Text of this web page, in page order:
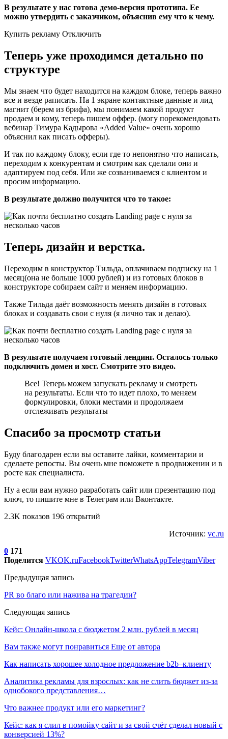
В результате у нас готова демо-версия прототипа. Ее
можно утвердить с заказчиком, объяснив ему что к чему.
Купить рекламу Отключить
Теперь уже проходимся детально по
структуре
Мы знаем что будет находится на каждом блоке, теперь важно
все и везде раписать. На 1 экране контактные данные и лид
магнит (берем из брифа), мы понимаем какой продукт
продаем и кому, теперь пишем оффер. (могу порекомендовать
вебинар Тимура Кадырова «Added Value» очень хорошо
объяснил как писать офферы).
И так по каждому блоку, если где то непонятно что написать,
переходим к конкурентам и смотрим как сделали они и
адаптируем под себя. Или же созваниваемся с клиентом и
просим информацию.
В результате должно получится что то такое:
Теперь дизайн и верстка.
Переходим в конструктор Тильда, оплачиваем подписку на 1
месяц(она не больше 1000 рублей) и из готовых блоков в
конструкторе собираем сайт и меняем информацию.
Также Тильда даёт возможность менять дизайн в готовых
блоках и создавать свои с нуля (я лично так и делаю).
В результате получаем готовый лендинг. Осталось только
подключить домен и хост. Смотрите это видео.
Все! Теперь можем запускать рекламу и смотреть
на результаты. Если что то идет плохо, то меняем
формулировки, блоки местами и продолжаем
отслеживать результаты
Спасибо за просмотр статьи
Буду благодарен если вы оставите лайки, комментарии и
сделаете репосты. Вы очень мне поможете в продвижении и в
росте как специалиста.
Ну а если вам нужно разработать сайт или презентацию под
ключ, то пишите мне в Телеграм или Вконтакте.
2.3K показов 196 открытий
Источник: vc.ru
0 171
Поделится VKOK.ruFacebookTwitterWhatsAppTelegramViber
Предыдущая запись
PR во благо или нажива на трагедии?
Следующая запись
Кейс: Онлайн-школа с бюджетом 2 млн. рублей в месяц
Вам также могут понравиться Еще от автора
Как написать хорошее холодное предложение b2b–клиенту
Аналитика рекламы для взрослых: как не слить бюджет из-за
однобокого представления…
Что важнее продукт или его маркетинг?
Кейс: как я слил в помойку сайт и за свой счёт сделал новый с
конверсией 13%?